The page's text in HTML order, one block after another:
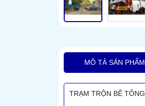
MÔ TẢ SẢN PHẨM
TRẠM TRỘN BÊ TÔNG